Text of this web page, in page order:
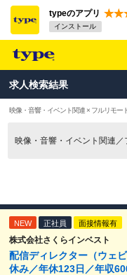
typeのアプリ
インストール
求人検索結果
映像・音響・イベント関連 × フルリモー
映像・音響・イベント関連／
NEW 正社員 面接情報有
株式会社さくらインベスト
配信ディレクター（ウェ
休み／年休123日／年収